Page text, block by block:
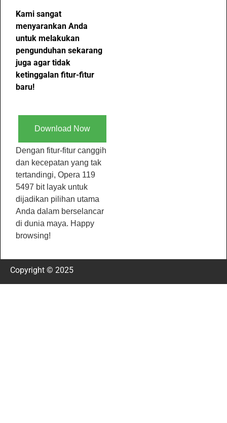
Kami sangat
menyarankan Anda
untuk melakukan
pengunduhan sekarang
juga agar tidak
ketinggalan fitur-fitur
baru!
Download Now
Dengan fitur-fitur canggih
dan kecepatan yang tak
tertandingi, Opera 119
5497 bit layak untuk
dijadikan pilihan utama
Anda dalam berselancar
di dunia maya. Happy
browsing!
Copyright © 2025